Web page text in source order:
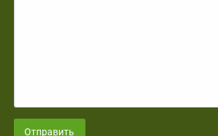
Отправить